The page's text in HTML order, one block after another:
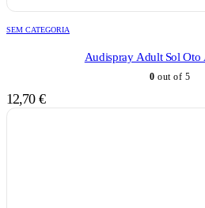
SEM CATEGORIA
Audispray Adult Sol
0 out of 5
12,70 €